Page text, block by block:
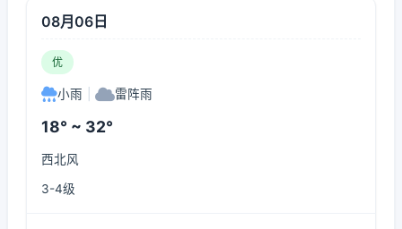
08月06日
优
小雨 雷阵雨
18° ~ 32°
西北风
3-4级